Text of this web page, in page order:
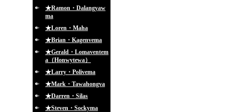
★Ramon・Dalangyaw
ma
★Loren・Maha
★Brian・Kagenvema
★Gerald・Lomaventem
a（Honwytewa）
★Larry・Polivema
★Mark・Tawahongva
★Darren・Silas
★Steven・Sockyma